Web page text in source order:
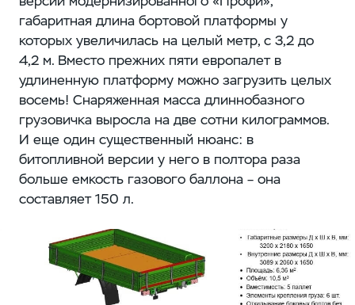
габаритная длина бортовой платформы у
которых увеличилась на целый метр, с 3,2 до
4,2 м. Вместо прежних пяти европалет в
удлиненную платформу можно загрузить целых
восемь! Снаряженная масса длиннобазного
грузовичка выросла на две сотни килограммов.
И еще один существенный нюанс: в
битопливной версии у него в полтора раза
больше емкость газового баллона – она
составляет 150 л.